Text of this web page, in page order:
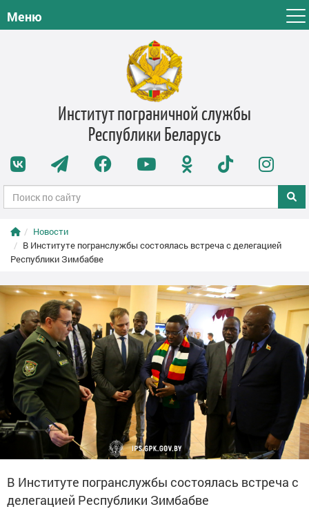
Меню
Институт пограничной службы
Республики Беларусь
Новости
В Институте погранслужбы состоялась встреча с делегацией
Республики Зимбабве
В Институте погранслужбы состоялась встреча с
делегацией Республики Зимбабве